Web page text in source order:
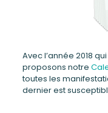
Avec l’année 2018
proposons notre
toutes les
dernier est